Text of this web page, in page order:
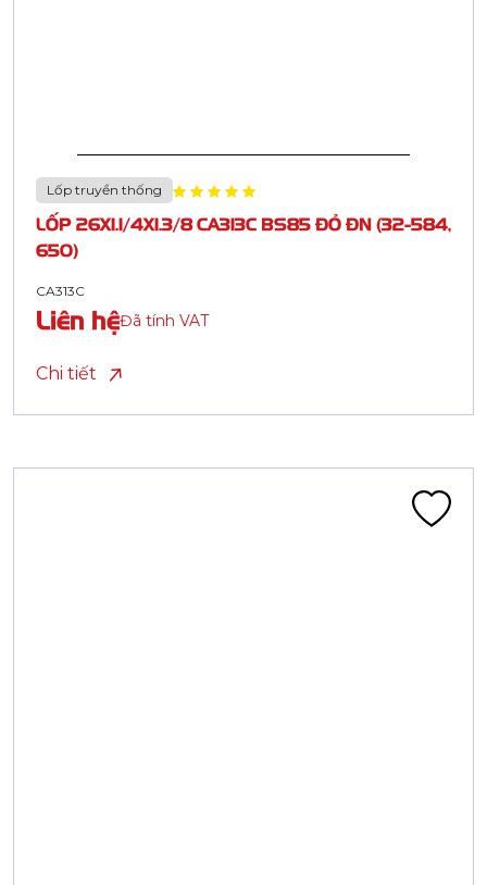
Lốp truyền thống
LỐP 26X1.1/4X1.3/8 CA313C BS85 ĐỎ ĐN (32-584,
650)
CA313C
Liên hệĐã tính VAT
Chi tiết